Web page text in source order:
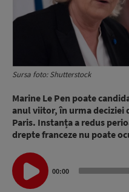
Sursa foto: Shutterstock
Marine Le Pen poate
anul viitor, în urma deciziei
Paris. Instanța a redus
drepte franceze nu poate
Audio
Player
00:00